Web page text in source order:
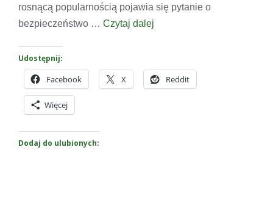
rosnącą popularnością pojawia się pytanie o
bezpieczeństwo … Czytaj dalej
Udostępnij:
Facebook X Reddit
Więcej
Dodaj do ulubionych: